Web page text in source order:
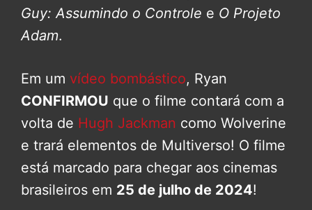
Guy: Assumindo o Controle e O Projeto
Adam.
Em um vídeo bombástico, Ryan
CONFIRMOU que o filme contará com a
volta de Hugh Jackman como Wolverine
e trará elementos de Multiverso! O filme
está marcado para chegar aos cinemas
brasileiros em 25 de julho de 2024!